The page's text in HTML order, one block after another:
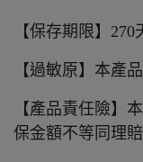
【保存期限】270
【過敏原】本產
【產品責任險】
保金額不等同理